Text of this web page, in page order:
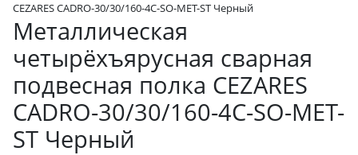
CEZARES CADRO-30/30/160-4C-SO-MET-ST Черный
Металлическая
четырёхъярусная сварная
подвесная полка CEZARES
CADRO-30/30/160-4C-SO-MET-
ST Черный